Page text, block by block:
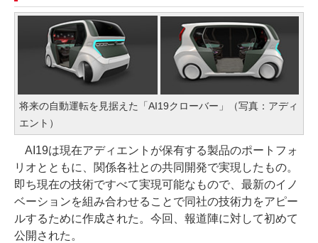
将来の自動運転を見据えた「AI19クローバー」（写真：アディ
エント）
AI19は現在アディエントが保有する製品のポートフォ
リオとともに、関係各社との共同開発で実現したもの。
即ち現在の技術ですべて実現可能なもので、最新のイノ
ベーションを組み合わせることで同社の技術力をアピー
ルするために作成された。今回、報道陣に対して初めて
公開された。